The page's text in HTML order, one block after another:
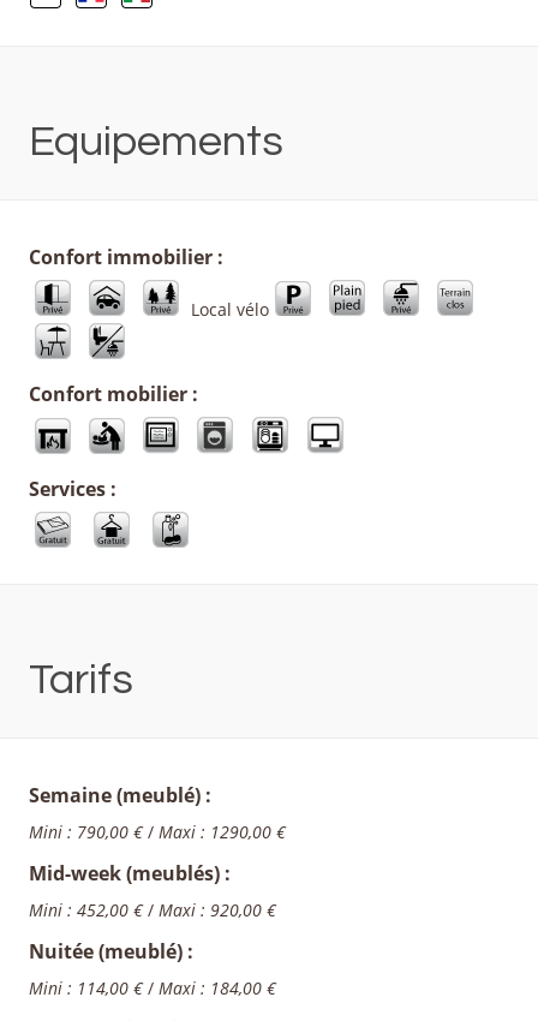
Equipements
Confort immobilier :
Local vélo
Confort mobilier :
Services :
Tarifs
Semaine (meublé) :
Mini : 790,00 €/ Maxi : 1290,00 €
Mid-week (meublés) :
Mini : 452,00 €/ Maxi : 920,00 €
Nuitée (meublé) :
Mini : 114,00 €/ Maxi : 184,00 €